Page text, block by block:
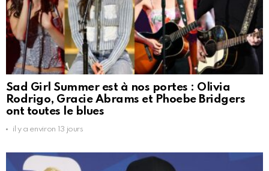
Sad Girl Summer est à nos portes : Olivia
Rodrigo, Gracie Abrams et Phoebe Bridgers
ont toutes le blues
il y a environ 13 jours